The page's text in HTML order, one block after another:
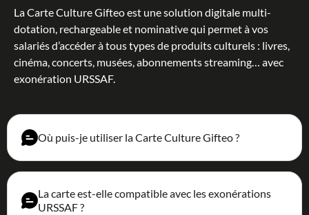
La Carte Culture Gifteo est une solution digitale multi-
dotation, rechargeable et nominative qui permet à vos
salariés d’accéder à tous types de produits culturels : livres,
cinéma, concerts, musées, abonnements streaming… avec
exonération URSSAF.
Où puis-je utiliser la Carte Culture Gifteo ?
La carte est-elle compatible avec les exonérations
URSSAF ?